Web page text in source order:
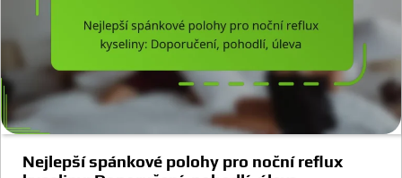
Nejlepší spánkové polohy pro noční reflux